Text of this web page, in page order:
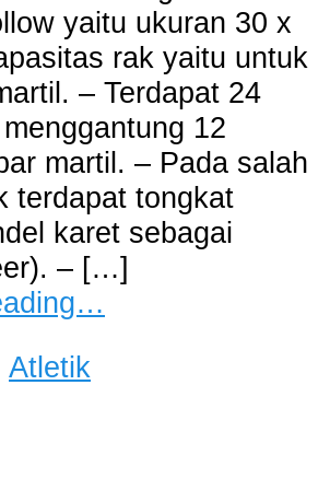
yaitu ukuran 30 x
rak yaitu untuk
– Terdapat 24
12
martil. – Pada salah
terdapat tongkat
karet sebagai
– […]
Atletik